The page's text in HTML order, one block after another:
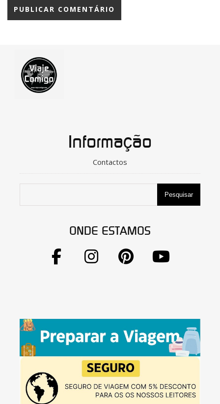
Informação
Contactos
Pesquisar
ONDE ESTAMOS